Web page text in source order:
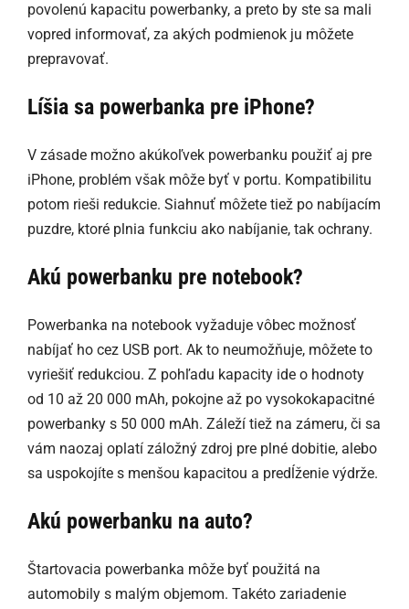
povolenú kapacitu powerbanky, a preto by ste sa mali
vopred informovať, za akých podmienok ju môžete
prepravovať.
Líšia sa powerbanka pre iPhone?
V zásade možno akúkoľvek powerbanku použiť aj pre
iPhone, problém však môže byť v portu. Kompatibilitu
potom rieši redukcie. Siahnuť môžete tiež po nabíjacím
puzdre, ktoré plnia funkciu ako nabíjanie, tak ochrany.
Akú powerbanku pre notebook?
Powerbanka na notebook vyžaduje vôbec možnosť
nabíjať ho cez USB port. Ak to neumožňuje, môžete to
vyriešiť redukciou. Z pohľadu kapacity ide o hodnoty
od 10 až 20 000 mAh, pokojne až po vysokokapacitné
powerbanky s 50 000 mAh. Záleží tiež na zámeru, či sa
vám naozaj oplatí záložný zdroj pre plné dobitie, alebo
sa uspokojíte s menšou kapacitou a predĺženie výdrže.
Akú powerbanku na auto?
Štartovacia powerbanka môže byť použitá na
automobily s malým objemom. Takéto zariadenie